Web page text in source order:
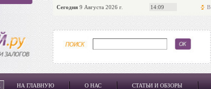
Сегодня9 Августа 2026 г. 14:09 В
НА ГЛАВНУЮ О НАС СТАТЬИ И ОБЗОРЫ